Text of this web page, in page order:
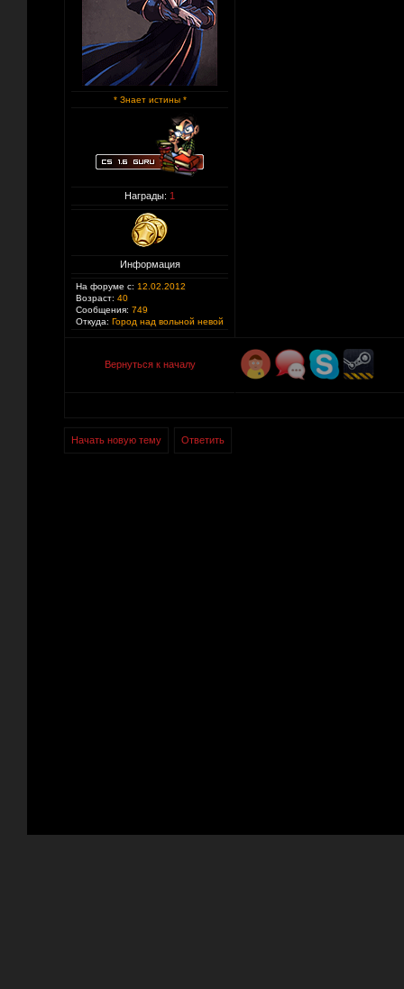
* Знает истины *
Награды: 1
Информация
На форуме с: 12.02.2012
Возраст: 40
Сообщения: 749
Откуда: Город над вольной невой
Вернуться к началу
Начать новую тему Ответить